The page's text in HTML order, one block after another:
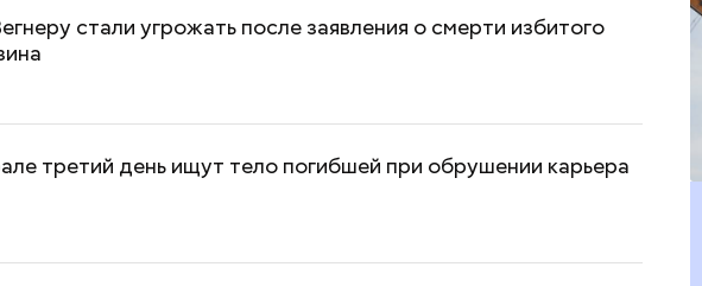
стали угрожать после заявления о смерти избитого
третий день ищут тело погибшей при обрушении карьера
трудной ситуации: кто может